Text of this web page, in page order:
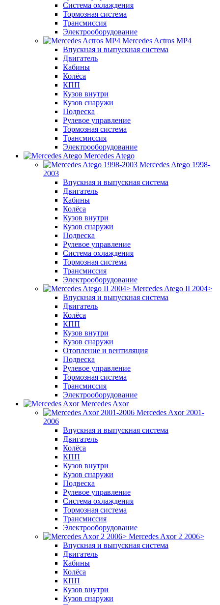
Система охлаждения
Тормозная система
Трансмиссия
Электрооборудование
Mercedes Actros MP4
Впускная и выпускная система
Двигатель
Кабины
Колёса
КПП
Кузов внутри
Кузов снаружи
Подвеска
Рулевое управление
Тормозная система
Трансмиссия
Электрооборудование
Mercedes Atego
Mercedes Atego 1998-
2003
Впускная и выпускная система
Двигатель
Кабины
Колёса
Кузов внутри
Кузов снаружи
Подвеска
Рулевое управление
Система охлаждения
Тормозная система
Трансмиссия
Электрооборудование
Mercedes Atego II 2004>
Впускная и выпускная система
Двигатель
Колёса
КПП
Кузов внутри
Кузов снаружи
Отопление и вентиляция
Подвеска
Рулевое управление
Тормозная система
Трансмиссия
Электрооборудование
Mercedes Axor
Mercedes Axor 2001-
2006
Впускная и выпускная система
Двигатель
Колёса
КПП
Кузов внутри
Кузов снаружи
Подвеска
Рулевое управление
Система охлаждения
Тормозная система
Трансмиссия
Электрооборудование
Mercedes Axor 2 2006>
Впускная и выпускная система
Двигатель
Кабины
Колёса
КПП
Кузов внутри
Кузов снаружи